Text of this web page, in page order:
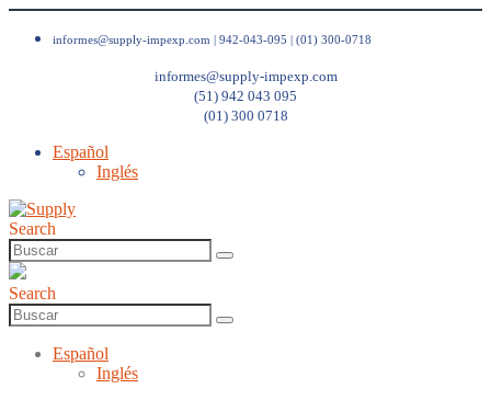
informes@supply-impexp.com | 942-043-095 | (01) 300-0718
informes@supply-impexp.com
(51) 942 043 095
(01) 300 0718
Español
Inglés
Search
Search
Español
Inglés